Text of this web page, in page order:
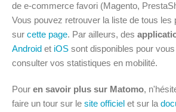
de e-commerce favori (Magento,
Vous pouvez retrouver la liste de tous les
sur cette page. Par ailleurs, des
Android et iOS sont disponibles pour
consulter vos statistiques en mobilité.
Pour en savoir plus sur Matomo,
faire un tour sur le site officiel et sur la